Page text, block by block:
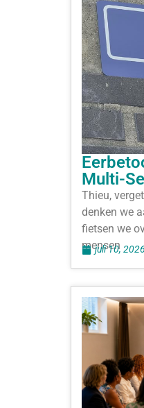
Multi-
Thieu,
denken we
fietsen we
mensen
juli 10, 2026